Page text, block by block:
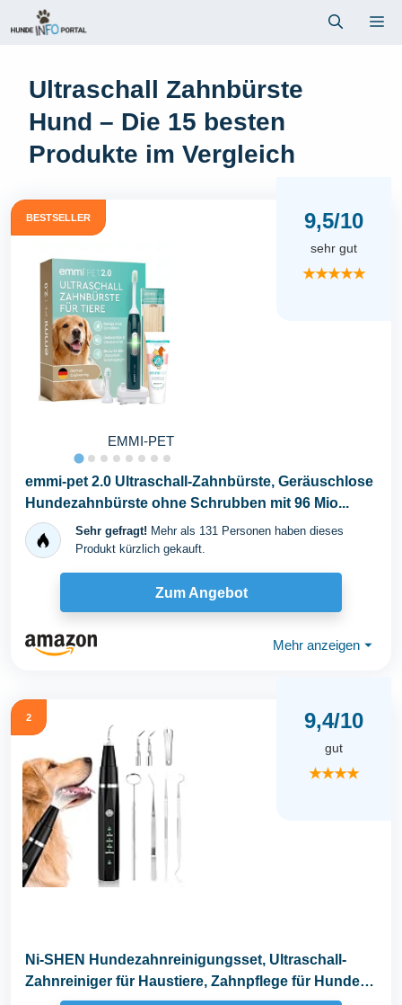
Inhalt
Ultraschall Zahnbürste
Hund – Die 15 besten
Produkte im Vergleich
BESTSELLER
EMMI-PET
9,5/10
sehr gut
★★★★★
emmi-pet 2.0 Ultraschall-Zahnbürste, Geräuschlose
Hundezahnbürste ohne Schrubben mit 96 Mio...
Sehr gefragt! Mehr als 131 Personen haben dieses
Produkt kürzlich gekauft.
Zum Angebot
Mehr anzeigen ⏷
2 9,4/10
gut
★★★★
Ni-SHEN Hundezahnreinigungsset, Ultraschall-
Zahnreiniger für Haustiere, Zahnpflege für Hunde